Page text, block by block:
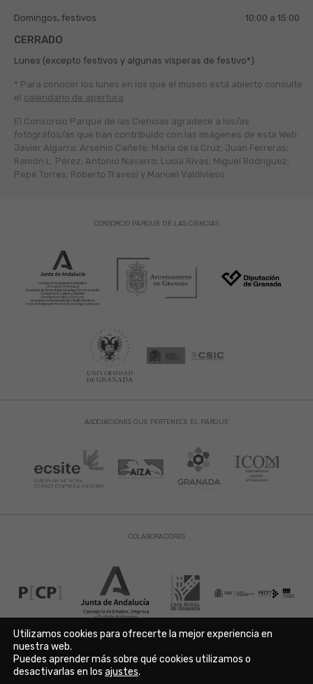
Domingos, festivos 10:00 a 15:00
CERRADO
Lunes (excepto festivos y algunas vísperas de festivo*)
* Para conocer los lunes en los que el museo está abierto consulte
el calendario de apertura
El Consorcio Parque de las Ciencias agradece a los/as
fotógráfos/as que han contribuido con las imágenes de esta Web:
Javier Algarra; Arsenio Cañete; María de la Cruz; Juan Ferreras;
Ramón L. Pérez; Antonio Navarro; Lucía Rivas; Miguel Rodríguez;
Pepe Torres; Roberto Travesí y Manuel Valdivieso.
ASOCIACIONES QUE PERTENECE EL PARQUE
CONSORCIO PARQUE DE LAS CIENCIAS
COLABORADORES
Aviso Legal | Política de Privacidad | Política de Cookies
Copyright © 2021. Parque de las Ciencias. Avda. de la Ciencia s/n
Utilizamos cookies para ofrecerte la mejor experiencia en
nuestra web.
Puedes aprender más sobre qué cookies utilizamos o
desactivarlas en los ajustes.